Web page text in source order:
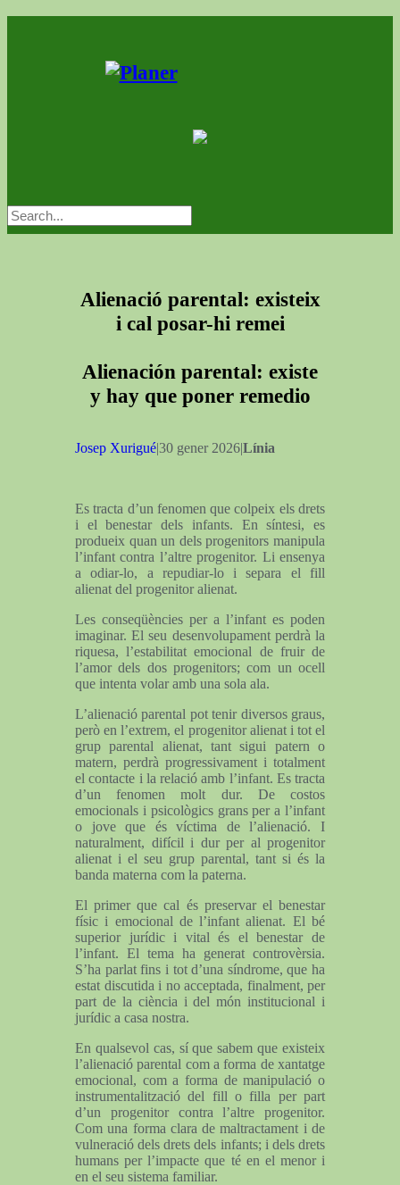
Alienació parental: existeix
i cal posar-hi remei
Alienación parental: existe
y hay que poner remedio
Josep Xurigué|30 gener 2026|Línia
Es tracta d’un fenomen que colpeix els drets
i el benestar dels infants. En síntesi, es
produeix quan un dels progenitors manipula
l’infant contra l’altre progenitor. Li ensenya
a odiar-lo, a repudiar-lo i separa el fill
alienat del progenitor alienat.
Les conseqüències per a l’infant es poden
imaginar. El seu desenvolupament perdrà la
riquesa, l’estabilitat emocional de fruir de
l’amor dels dos progenitors; com un ocell
que intenta volar amb una sola ala.
L’alienació parental pot tenir diversos graus,
però en l’extrem, el progenitor alienat i tot el
grup parental alienat, tant sigui patern o
matern, perdrà progressivament i totalment
el contacte i la relació amb l’infant. Es tracta
d’un fenomen molt dur. De costos
emocionals i psicològics grans per a l’infant
o jove que és víctima de l’alienació. I
naturalment, difícil i dur per al progenitor
alienat i el seu grup parental, tant si és la
banda materna com la paterna.
El primer que cal és preservar el benestar
físic i emocional de l’infant alienat. El bé
superior jurídic i vital és el benestar de
l’infant. El tema ha generat controvèrsia.
S’ha parlat fins i tot d’una síndrome, que ha
estat discutida i no acceptada, finalment, per
part de la ciència i del món institucional i
jurídic a casa nostra.
En qualsevol cas, sí que sabem que existeix
l’alienació parental com a forma de xantatge
emocional, com a forma de manipulació o
instrumentalització del fill o filla per part
d’un progenitor contra l’altre progenitor.
Com una forma clara de maltractament i de
vulneració dels drets dels infants; i dels drets
humans per l’impacte que té en el menor i
en el seu sistema familiar.